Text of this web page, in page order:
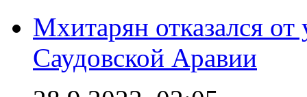
Мхитарян отказался от
Саудовской Аравии